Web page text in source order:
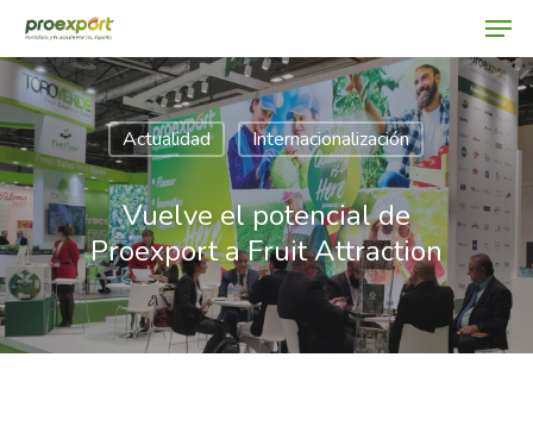
Hit enter to search or ESC to close
Actualidad Internacionalización
Vuelve el potencial de
Proexport a Fruit Attraction